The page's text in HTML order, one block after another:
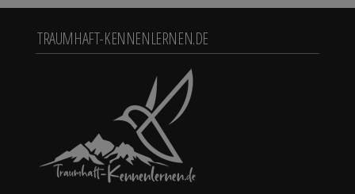
TRAUMHAFT-KENNENLERNEN.DE